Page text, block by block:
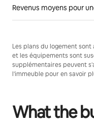
Revenus moyens pour
Les plans du logement
et les équipements sont
supplémentaires peuvent
l'immeuble pour en savoir
What the